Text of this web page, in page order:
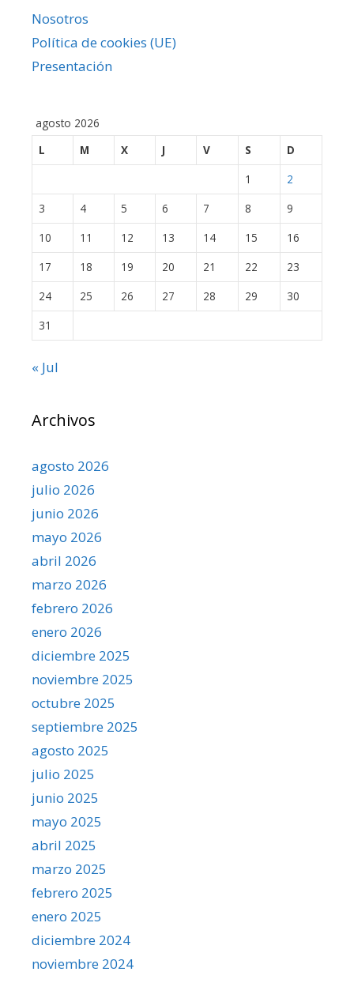
Nosotros
Política de cookies (UE)
Presentación
agosto 2026
L
M X J V S
D
1
2
3
4 5 6 7 8
9
10
11 12 13 14 15
16
17
18 19 20 21 22
23
24
25 26 27 28 29
30
31
« Jul
Archivos
agosto 2026
julio 2026
junio 2026
mayo 2026
abril 2026
marzo 2026
febrero 2026
enero 2026
diciembre 2025
noviembre 2025
octubre 2025
septiembre 2025
agosto 2025
julio 2025
junio 2025
mayo 2025
abril 2025
marzo 2025
febrero 2025
enero 2025
diciembre 2024
noviembre 2024